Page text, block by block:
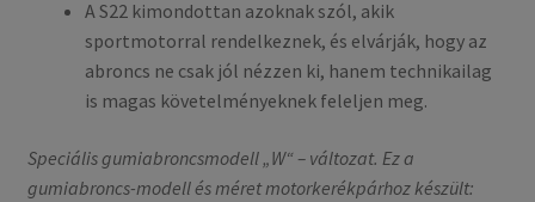
A S22 kimondottan azoknak szól, akik
sportmotorral rendelkeznek, és elvárják, hogy az
abroncs ne csak jól nézzen ki, hanem technikailag
is magas követelményeknek feleljen meg.
Speciális gumiabroncsmodell „W“ – változat. Ez a
gumiabroncs-modell és méret motorkerékpárhoz készült: